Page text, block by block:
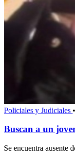
Policiales y Judiciales •
Buscan a un
Se encuentra ausente